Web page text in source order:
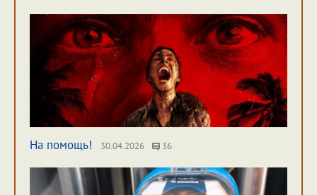
На помощь! 30.04.2026 36